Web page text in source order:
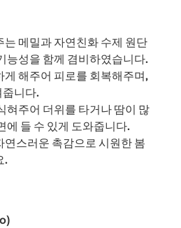
는 메밀과 자연친화 수제 원단
능성을 함께 겸비하였습니다.
게 해주어 피로를 회복해주며,
줍니다.
혀주어 더위를 타거나 땀이 많
에 들 수 있게 도와줍니다.
연스러운 촉감으로 시원한 봄
.